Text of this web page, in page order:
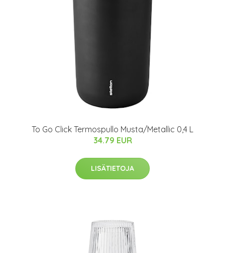
To Go Click Termospullo Musta/Metallic 0,4 L
34.79 EUR
LISÄTIETOJA